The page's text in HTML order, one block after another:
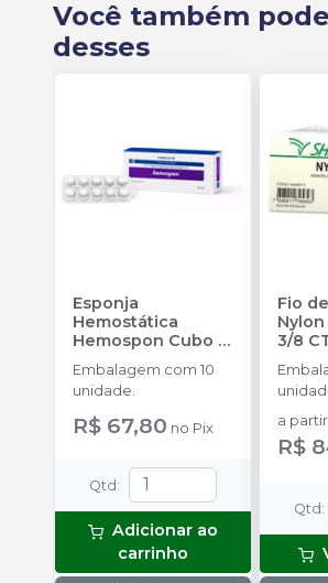
Você também
desses
Esponja
Hemostática
Hemospon Cubo -
10 unidades
MAQUIRA
Embalagem com 10
unidade.
R$ 67,80 no Pix
Qtd :
Adicionar ao
carrinho
Fio
3/8
a
R$
Qtd :